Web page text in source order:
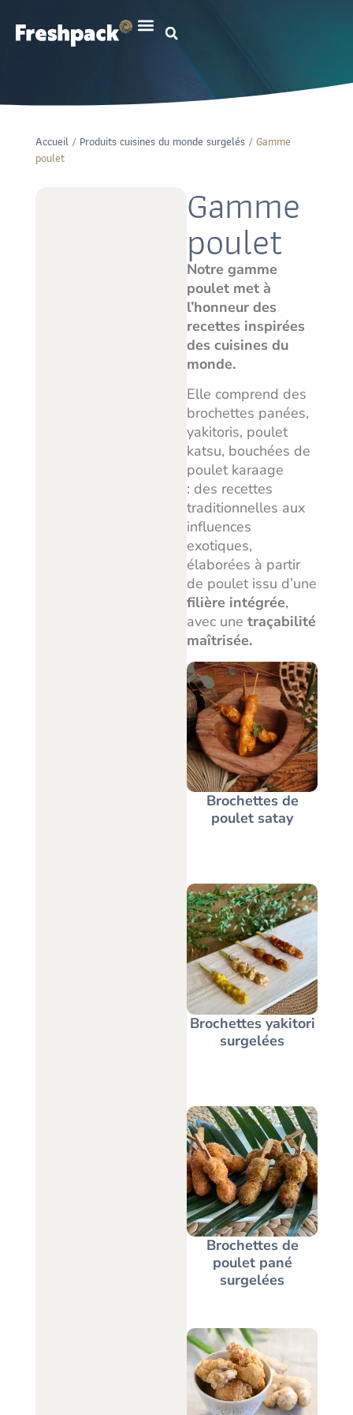
Accueil / Produits cuisines du monde surgelés / Gamme
poulet
Gamme
poulet
Notre gamme
poulet met à
l’honneur des
recettes inspirées
des cuisines du
monde.
Elle comprend des
brochettes panées,
yakitoris, poulet
katsu, bouchées de
poulet karaage
: des recettes
traditionnelles aux
influences
exotiques,
élaborées à partir
de poulet issu d’une
filière intégrée,
avec unetraçabilité
maîtrisée.
Brochettes de
poulet satay
Brochettes yakitori
surgelées
Brochettes de
poulet pané
surgelées